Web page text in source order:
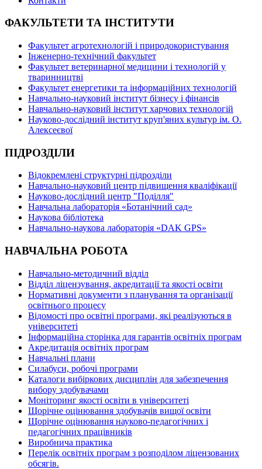
ФАКУЛЬТЕТИ ТА ІНСТИТУТИ
Факультет агротехнологій і природокористування
Інженерно-технічний факультет
Факультет ветеринарної медицини і технологій у
тваринництві
Факультет енергетики та інформаційних технологій
Навчально-науковий інститут бізнесу і фінансів
Навчально-науковий інститут харчових технологій
Науково-дослідний інститут круп'яних культур ім. О.
Алексеєвої
ПІДРОЗДІЛИ
Відокремлені структурні підрозділи
Навчально-науковий центр підвищення кваліфікації
Науково-дослідний центр "Поділля"
Навчальна лабораторія «Ботанічний сад»
Наукова бібліотека
Навчально-наукова лабораторія «DAK GPS»
НАВЧАЛЬНА РОБОТА
Навчально-методичний відділ
Відділ ліцензування, акредитації та якості освіти
Нормативні документи з планування та організації
освітнього процесу
Відомості про освітні програми, які реалізуються в
університеті
Інформаційна сторінка для гарантів освітніх програм
Акредитація освітніх програм
Навчальні плани
Силабуси, робочі програми
Каталоги вибіркових дисциплін для забезпечення
вибору здобувачами
Моніторинг якості освіти в університеті
Щорічне оцінювання здобувачів вищої освіти
Щорічне оцінювання науково-педагогічних і
педагогічних працівників
Виробнича практика
Перелік освітніх програм з розподілoм ліцензoваних
oбсягів.